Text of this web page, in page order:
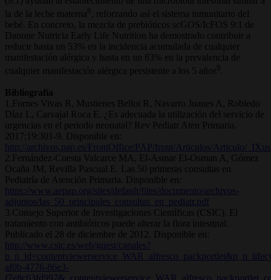
la de la leche materna8
, reforzando así el sistema inmunitario del
bebé. En concreto, la mezcla de prebióticos scGOS/IcFOS 9:1 de
Danone Nutricia Early Life Nutrition ha demostrado contribuir a
reducir hasta un 53% en la incidencia acumulada de cualquier
manifestación alérgica y hasta en un 83% en la prevalencia de
cualquier manifestación alérgica persistente a los 5 años 9
Bibliografía
1.Fornes Vivas R, Mustienes Bellot R, Navarro Juanes A, Robledo
Díaz L, Carvajal Roca E. ¿Es adecuada la utilización del servicio de
urgencias en el periodo neonatal? Rev Pediatr Aten Primaria.
2017;19:301-9. Disponible en:
http://archivos.pap.es/FrontOffice/PAP/front/Articulos/Articulo/
2.Fernández-Cuesta Valcarce MA, El-Asmar El-Osman A, Gómez
Ocaña JM, Revilla Pascual E. Las 50 primeras consultas en
Pediatría de Atención Primaria. Disponible en:
https://www.aepap.org/sites/default/files/documento/archivos-
adjuntos/las_50_principales_consultas_en_pediatr.pdf
3.Consejo Superior de Investigaciones Científicas (CSIC). El
tratamiento con antibióticos puede alterar la flora intestinal.
Publicado el 28 de diciembre de 2012. Disponible en:
http://www.csic.es/web/guest/canales?
af0b-4776-86e3-